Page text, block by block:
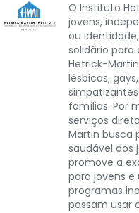
O Instituto
jovens,
ou
solidário para
Hetrick-
lésbicas,
simpatizantes
famílias. Por
serviços
Martin busca
saudável dos
promove a
para jovens e
programas
possam usar